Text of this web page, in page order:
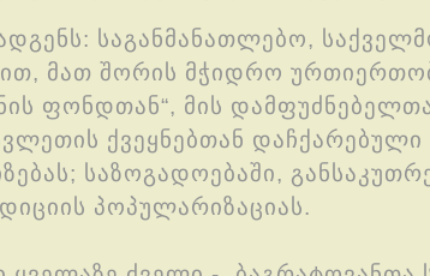
საგანმანათლებო,
მათ შორის მჭიდრო
ფონდთან“, მის
ქვეყნებთან დაჩქარებული
საზოგადოებაში,
პოპულარიზაციას.